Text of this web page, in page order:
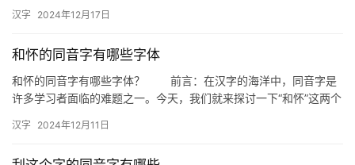
或口…
汉字 2024年12月17日
和怀的同音字有哪些字体
和怀的同音字有哪些字体？ 前言：在汉字的海洋中，同音字是
许多学习者面临的难题之一。今天，我们就来探讨一下“和怀”这两个
汉字 2024年12月11日